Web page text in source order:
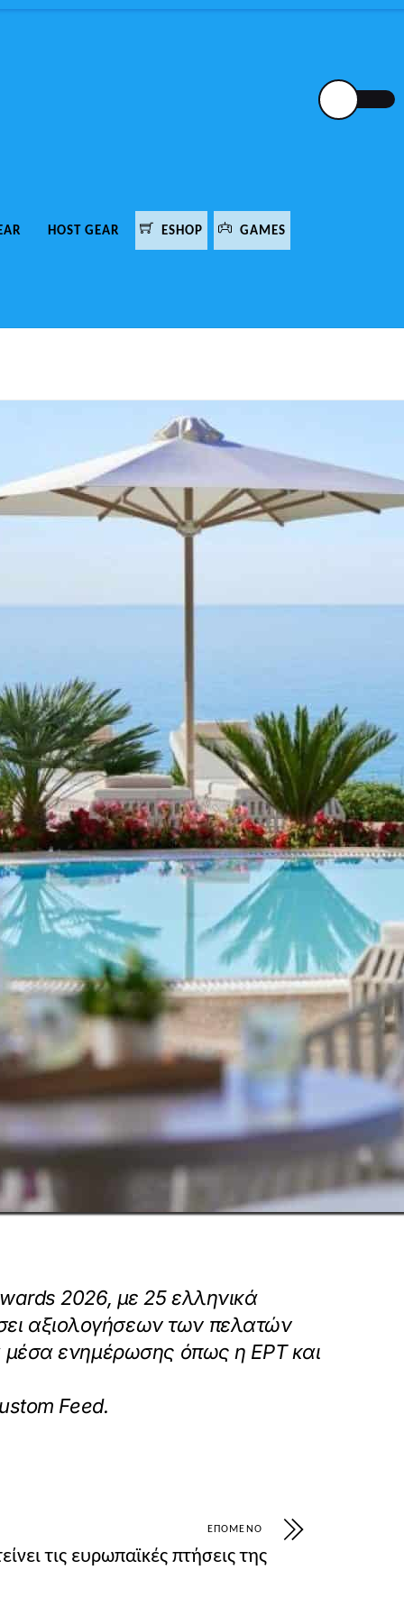
HOST GEAR ESHOP GAMES
2026, με 25 ελληνικά
αξιολογήσεων των πελατών
μέσα ενημέρωσης όπως η ΕΡΤ και
xenodocheia-sta-100-kalytera-
Feed.
ΕΠΌΜΕΝΟ
τις ευρωπαϊκές πτήσεις της